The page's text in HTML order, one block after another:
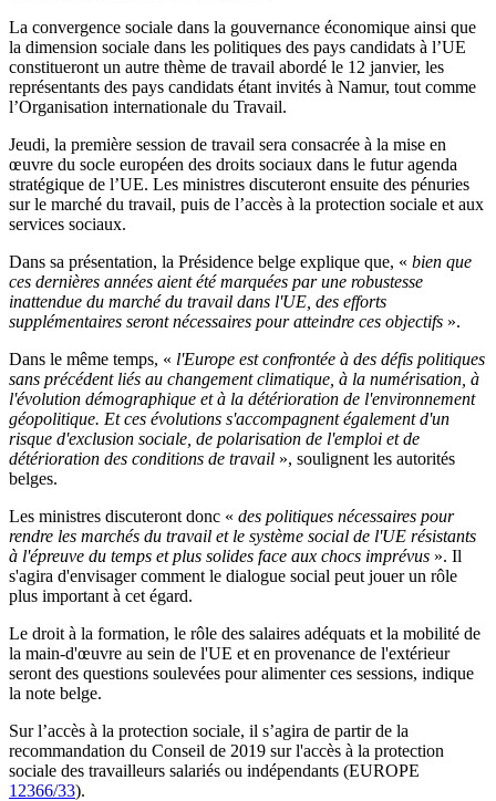
La convergence sociale dans la gouvernance économique ainsi que
la dimension sociale dans les politiques des pays candidats à l’UE
constitueront un autre thème de travail abordé le 12 janvier, les
représentants des pays candidats étant invités à Namur, tout comme
l’Organisation internationale du Travail.
Jeudi, la première session de travail sera consacrée à la mise en
œuvre du socle européen des droits sociaux dans le futur agenda
stratégique de l’UE. Les ministres discuteront ensuite des pénuries
sur le marché du travail, puis de l’accès à la protection sociale et aux
services sociaux.
Dans sa présentation, la Présidence belge explique que, « bien que
ces dernières années aient été marquées par une robustesse
inattendue du marché du travail dans l'UE, des efforts
supplémentaires seront nécessaires pour atteindre ces objectifs ».
Dans le même temps, « l'Europe est confrontée à des défis politiques
sans précédent liés au changement climatique, à la numérisation, à
l'évolution démographique et à la détérioration de l'environnement
géopolitique. Et ces évolutions s'accompagnent également d'un
risque d'exclusion sociale, de polarisation de l'emploi et de
détérioration des conditions de travail », soulignent les autorités
belges.
Les ministres discuteront donc « des politiques nécessaires pour
rendre les marchés du travail et le système social de l'UE résistants
à l'épreuve du temps et plus solides face aux chocs imprévus ». Il
s'agira d'envisager comment le dialogue social peut jouer un rôle
plus important à cet égard.
Le droit à la formation, le rôle des salaires adéquats et la mobilité de
la main-d'œuvre au sein de l'UE et en provenance de l'extérieur
seront des questions soulevées pour alimenter ces sessions, indique
la note belge.
Sur l’accès à la protection sociale, il s’agira de partir de la
recommandation du Conseil de 2019 sur l'accès à la protection
sociale des travailleurs salariés ou indépendants (EUROPE
12366/33).